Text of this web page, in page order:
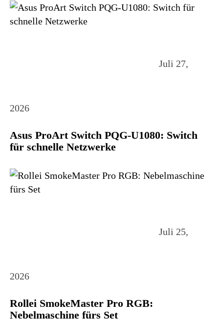
Juli 27,
2026
Asus ProArt Switch PQG-U1080: Switch
für schnelle Netzwerke
Juli 25,
2026
Rollei SmokeMaster Pro RGB:
Nebelmaschine fürs Set